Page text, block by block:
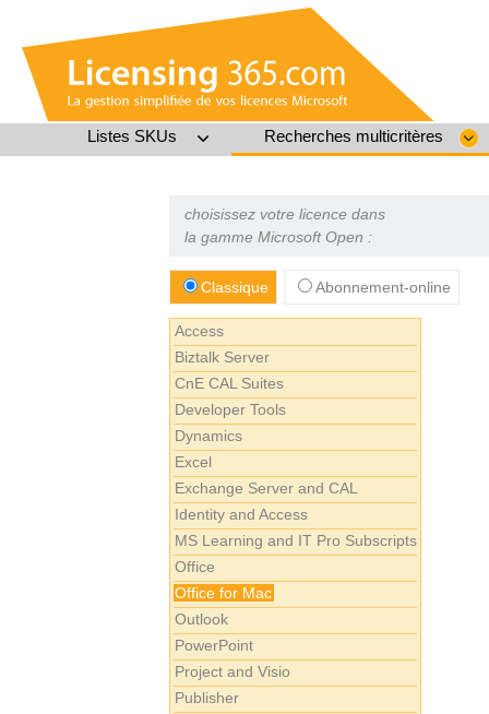
Listes SKUs Recherches multicritères
choisissez votre licence dans
la gamme Microsoft Open :
Classique Abonnement-online
Access
Biztalk Server
CnE CAL Suites
Developer Tools
Dynamics
Excel
Exchange Server and CAL
Identity and Access
MS Learning and IT Pro Subscripts
Office
Office for Mac
Outlook
PowerPoint
Project and Visio
Publisher